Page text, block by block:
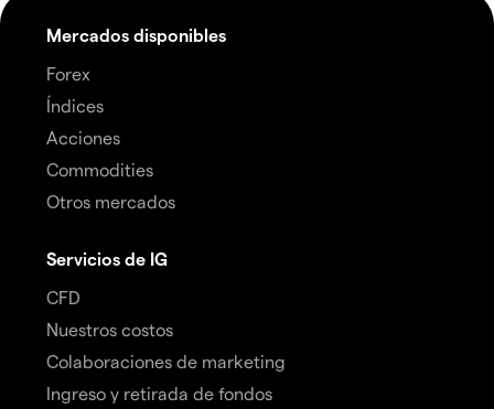
Mercados disponibles
Forex
Índices
Acciones
Commodities
Otros mercados
Servicios de IG
CFD
Nuestros costos
Colaboraciones de marketing
Ingreso y retirada de fondos